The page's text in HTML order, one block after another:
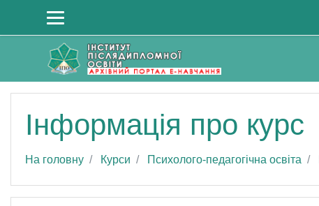
Інформація про курс
На головну Курси Психолого-педагогічна освіта